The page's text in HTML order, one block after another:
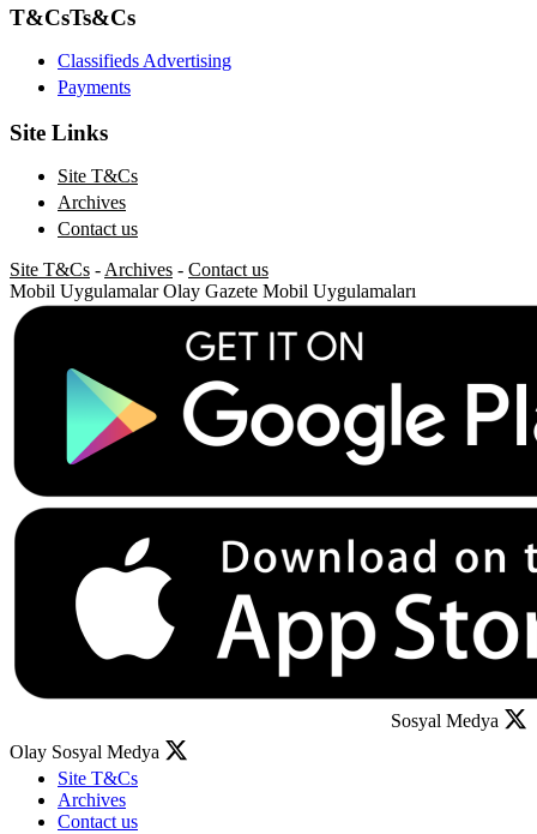
T&CsTs&Cs
Classifieds Advertising
Payments
Site Links
Site T&Cs
Archives
Contact us
Site T&Cs - Archives - Contact us
Mobil Uygulamalar Olay Gazete Mobil Uygulamaları
Sosyal Medya
Olay Sosyal Medya
Site T&Cs
Archives
Contact us